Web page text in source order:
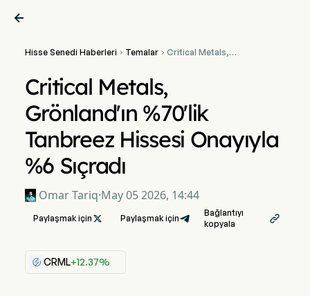

Hisse Senedi Haberleri  Temalar Critical Metals,
Critical Metals,
Grönland'ın %70'lik
Tanbreez Hissesi Onayıyla
%6 Sıçradı
Omar Tariq·May 05 2026, 14:44
Paylaşmak için  Paylaşmak için
Bağlantıyı
kopyala

CRML+12.37%